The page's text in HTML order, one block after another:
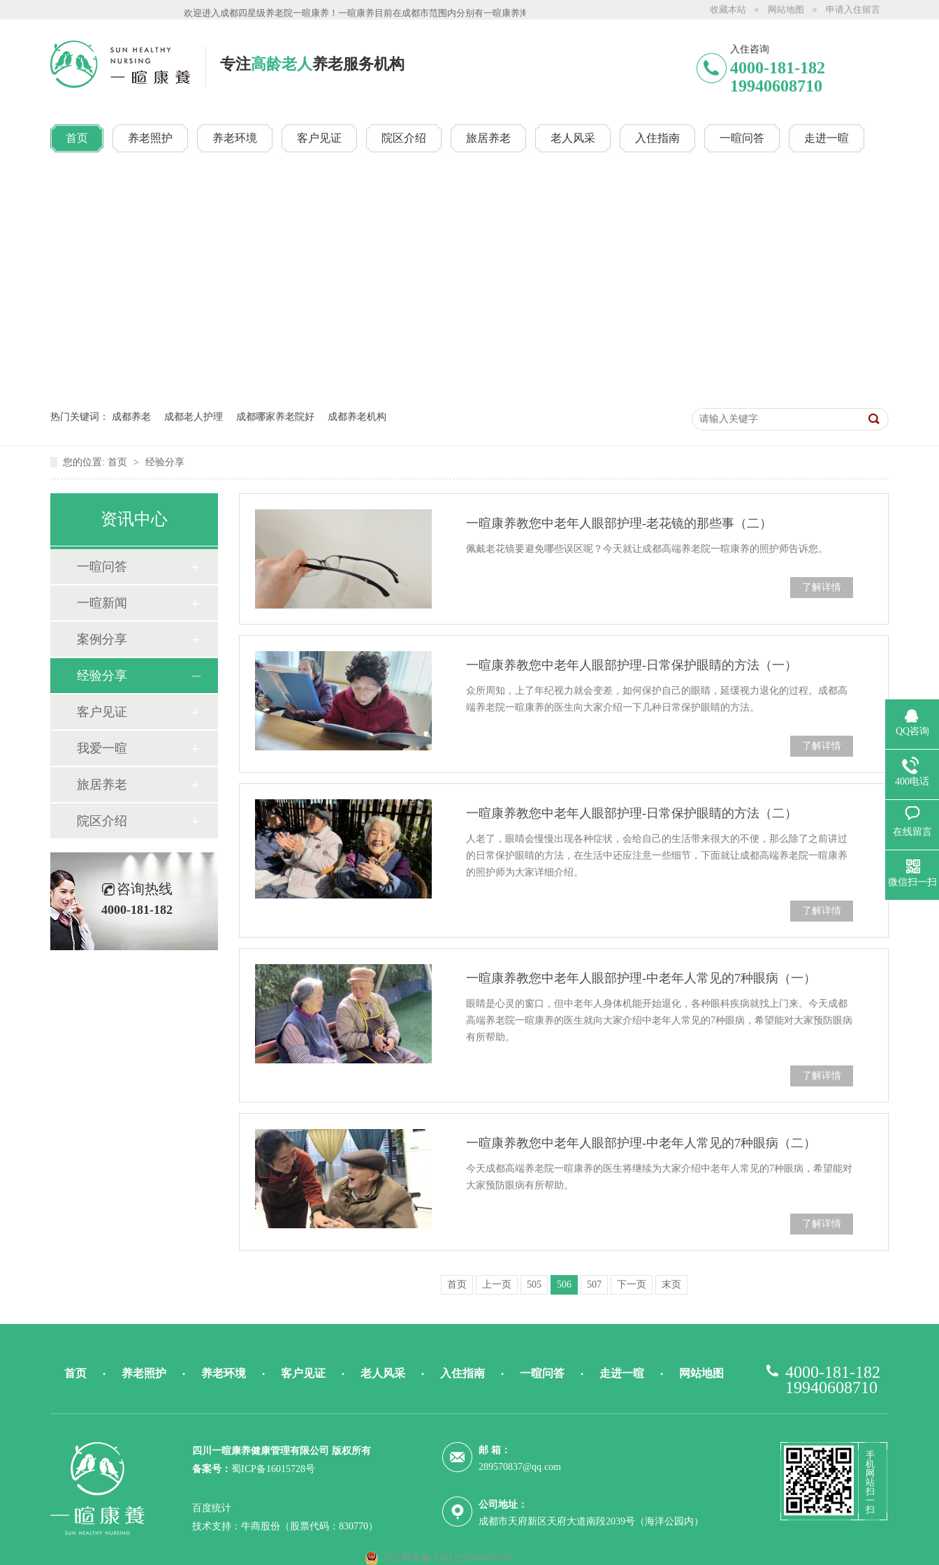
欢迎进入成都四星级养老院一暄康养！一暄康养目前在成都市范围内分别有一暄康养海洋公园（南门）院、一暄康养两河公园（西门）院、一暄天仁院、一暄和煦元，详情可咨询客服或拨打
收藏本站 网站地图 申请入住留言
专注高龄老人养老服务机构
入住咨询
4000-181-182
19940608710
首页 养老照护 养老环境 客户见证 院区介绍 旅居养老 老人风采 入住指南 一暄问答 走进一暄
热门关键词： 成都养老 成都老人护理 成都哪家养老院好 成都养老机构
您的位置: 首页 > 经验分享
资讯中心
一暄问答
一暄新闻
案例分享
经验分享
客户见证
我爱一暄
旅居养老
院区介绍
咨询热线
4000-181-182
一暄康养教您中老年人眼部护理-老花镜的那些事（二）
佩戴老花镜要避免哪些误区呢？今天就让成都高端养老院一暄康养的照护师告诉您。
了解详情
一暄康养教您中老年人眼部护理-日常保护眼睛的方法（一）
众所周知，上了年纪视力就会变差，如何保护自己的眼睛，延缓视力退化的过程。成都高
端养老院一暄康养的医生向大家介绍一下几种日常保护眼睛的方法。
了解详情
一暄康养教您中老年人眼部护理-日常保护眼睛的方法（二）
人老了，眼睛会慢慢出现各种症状，会给自己的生活带来很大的不便，那么除了之前讲过
的日常保护眼睛的方法，在生活中还应注意一些细节，下面就让成都高端养老院一暄康养
的照护师为大家详细介绍。
了解详情
一暄康养教您中老年人眼部护理-中老年人常见的7种眼病（一）
眼睛是心灵的窗口，但中老年人身体机能开始退化，各种眼科疾病就找上门来。今天成都
高端养老院一暄康养的医生就向大家介绍中老年人常见的7种眼病，希望能对大家预防眼病
有所帮助。
了解详情
一暄康养教您中老年人眼部护理-中老年人常见的7种眼病（二）
今天成都高端养老院一暄康养的医生将继续为大家介绍中老年人常见的7种眼病，希望能对
大家预防眼病有所帮助。
了解详情
首页 上一页 505 506 507 下一页 末页
首页 • 养老照护 • 养老环境 • 客户见证 • 老人风采 • 入住指南 • 一暄问答 • 走进一暄 • 网站地图
4000-181-182
19940608710
四川一暄康养健康管理有限公司 版权所有
备案号： 蜀ICP备16015728号
百度统计
技术支持：牛商股份（股票代码：830770）
邮 箱：
289570837@qq.com
公司地址：
成都市天府新区天府大道南段2039号（海洋公园内）
手
机
网
站
扫
一
扫
川公网安备 51012202000876号
QQ咨询
400电话
在线留言
微信扫一扫